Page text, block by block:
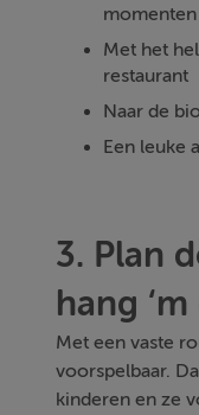
Met het
restaurant
Naar de
Een leuke
3. Plan
hang
Met een vaste
voorspelbaar.
kinderen en ze